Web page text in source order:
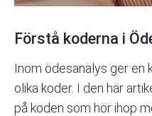
Förstå koderna i
Inom ödesanalys ger en
olika koder. I den här
på koden som hör ihop